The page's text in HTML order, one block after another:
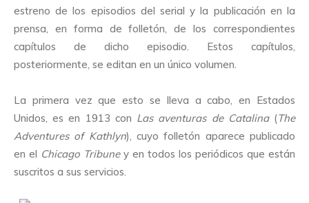
estreno de los episodios del serial y la publicación en la
prensa, en forma de folletón, de los correspondientes
capítulos de dicho episodio. Estos capítulos,
posteriormente, se editan en un único volumen.
La primera vez que esto se lleva a cabo, en Estados
Unidos, es en 1913 con Las aventuras de Catalina (The
Adventures of Kathlyn), cuyo folletón aparece publicado
en el Chicago Tribune y en todos los periódicos que están
suscritos a sus servicios.